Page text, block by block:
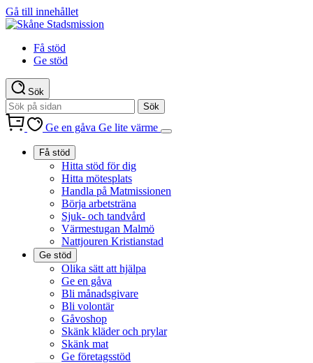
Gå till innehållet
Få stöd
Ge stöd
Sök
Ge en gåva Ge lite värme
Få stöd
Hitta stöd för dig
Hitta mötesplats
Handla på Matmissionen
Börja arbetsträna
Sjuk- och tandvård
Värmestugan Malmö
Nattjouren Kristianstad
Ge stöd
Olika sätt att hjälpa
Ge en gåva
Bli månadsgivare
Bli volontär
Gåvoshop
Skänk kläder och prylar
Skänk mat
Ge företagsstöd